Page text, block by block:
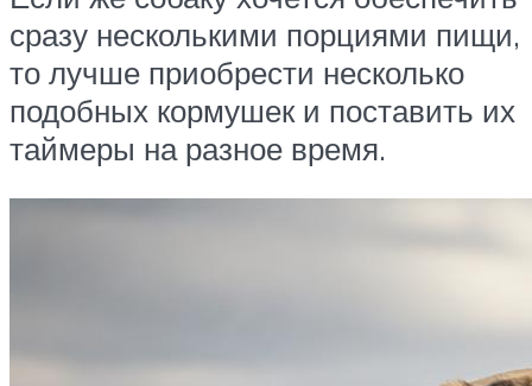
сразу несколькими порциями пищи,
то лучше приобрести несколько
подобных кормушек и поставить их
таймеры на разное время.